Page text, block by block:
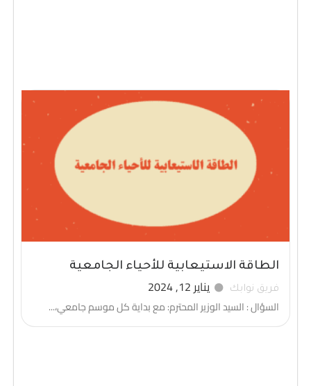
الطاقة الاستيعابية للأحياء الجامعية
فريق نوابك يناير 12, 2024
السؤال : السيد الوزير المحترم: مع بداية كل موسم جامعي،...